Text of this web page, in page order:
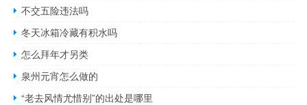
不交五险违法吗
冬天冰箱冷藏有积水吗
怎么拜年才另类
泉州元宵怎么做的
“老去风情尤惜别”的出处是哪里